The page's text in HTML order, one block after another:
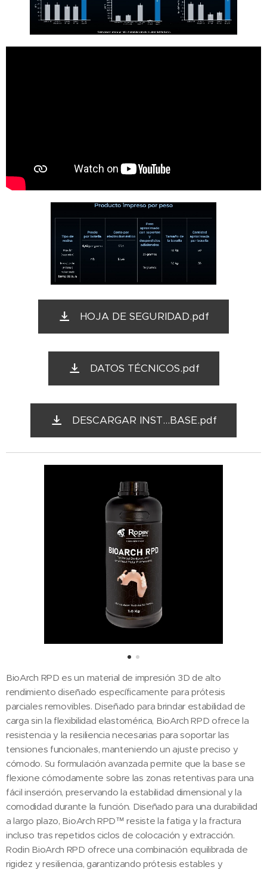
HOJA DE SEGURIDAD.pdf
DATOS TÉCNICOS.pdf
DESCARGAR INST...BASE.pdf
BioArch RPD es un material de impresión 3D de alto
rendimiento diseñado específicamente para prótesis
parciales removibles. Diseñado para brindar estabilidad de
carga sin la flexibilidad elastomérica, BioArch RPD ofrece la
resistencia y la resiliencia necesarias para soportar las
tensiones funcionales, manteniendo un ajuste preciso y
cómodo. Su formulación avanzada permite que la base se
flexione cómodamente sobre las zonas retentivas para una
fácil inserción, preservando la estabilidad dimensional y la
comodidad durante la función. Diseñado para una durabilidad
a largo plazo, BioArch RPD™ resiste la fatiga y la fractura
incluso tras repetidos ciclos de colocación y extracción.
Rodin BioArch RPD ofrece una combinación equilibrada de
rigidez y resiliencia, garantizando prótesis estables y